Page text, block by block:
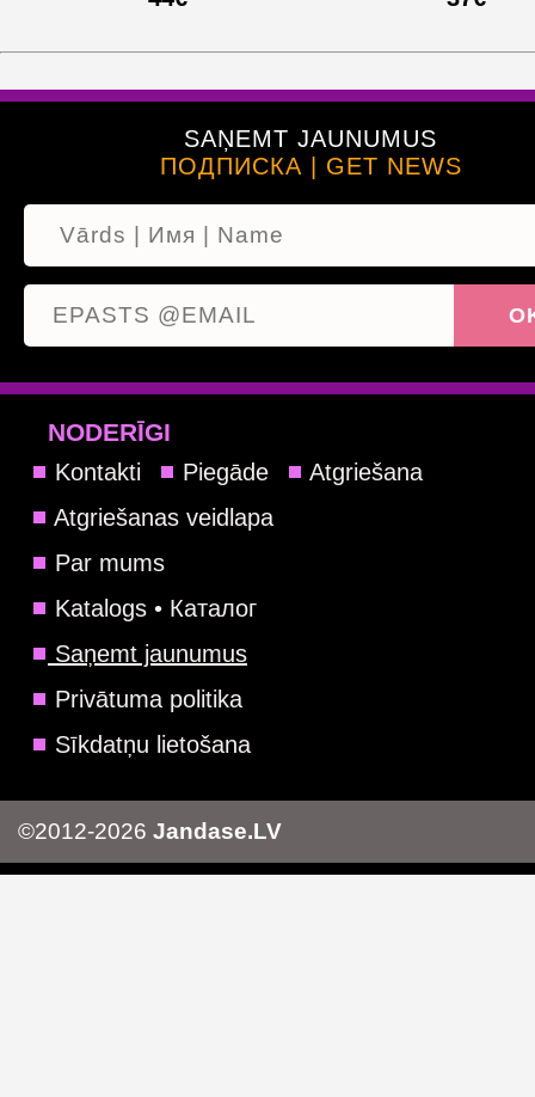
SAŅEMT JAUNUMUS
ПОДПИСКА | GET NEWS
NODERĪGI
Kontakti Piegāde
Atgriešana
Atgriešanas veidlapa
Par mums
Katalogs • Каталог
Saņemt jaunumus
Privātuma politika
Sīkdatņu lietošana
©2012-2026 Jandase.LV